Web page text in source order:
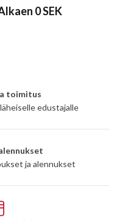
0 SEK
toimitus
edustajalle
ja alennukset